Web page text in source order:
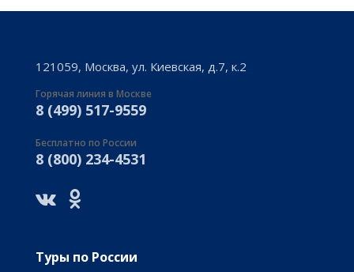
121059, Москва, ул. Киевская, д.7, к.2
Горячая линия в Москве
8 (499) 517-9559
Бесплатно по России
8 (800) 234-4531
Туры по России